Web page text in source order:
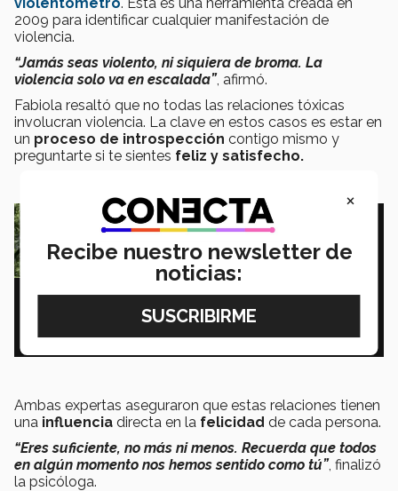
2009 para identificar cualquier manifestación de
violencia.
“Jamás seas violento, ni siquiera de broma. La
violencia solo va en escalada”, afirmó.
Fabiola resaltó que no todas las relaciones tóxicas
involucran violencia. La clave en estos casos es estar en
un proceso de introspección contigo mismo y
preguntarte si te sientes feliz y satisfecho.
Ambas expertas aseguraron que estas relaciones tienen
una influencia directa en la felicidad de cada persona.
“Eres suficiente, no más ni menos. Recuerda que todos
en algún momento nos hemos sentido como tú”, finalizó
la psicóloga.
×
Recibe nuestro newsletter de
noticias: